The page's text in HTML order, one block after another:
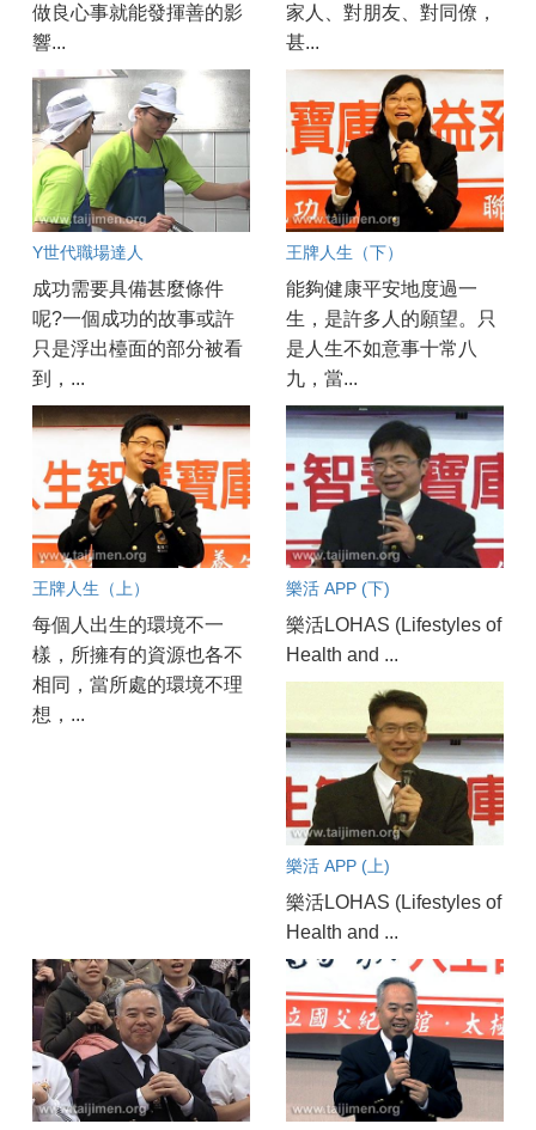
做良心事就能發揮善的影
響...
家人、對朋友、對同僚，
甚...
Y世代職場達人
成功需要具備甚麼條件
呢?一個成功的故事或許
只是浮出檯面的部分被看
到，...
王牌人生（下）
能夠健康平安地度過一
生，是許多人的願望。只
是人生不如意事十常八
九，當...
王牌人生（上）
每個人出生的環境不一
樣，所擁有的資源也各不
相同，當所處的環境不理
想，...
樂活 APP (下)
樂活LOHAS (Lifestyles of
Health and ...
樂活 APP (上)
樂活LOHAS (Lifestyles of
Health and ...